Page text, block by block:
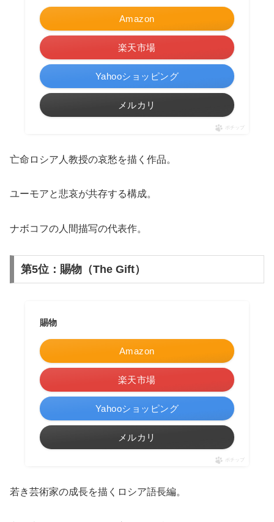
Amazon
楽天市場
Yahooショッピング
メルカリ
ポチップ
亡命ロシア人教授の哀愁を描く作品。
ユーモアと悲哀が共存する構成。
ナボコフの人間描写の代表作。
第5位：賜物（The Gift）
賜物
Amazon
楽天市場
Yahooショッピング
メルカリ
ポチップ
若き芸術家の成長を描くロシア語長編。